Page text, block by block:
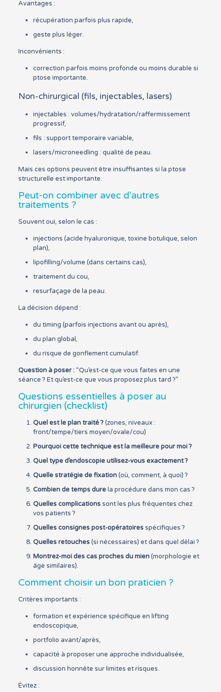
Avantages :
récupération parfois plus rapide,
geste plus léger.
Inconvénients :
correction parfois moins profonde ou moins durable si
ptose importante.
Non-chirurgical (fils, injectables, lasers)
injectables : volumes/hydratation/raffermissement
progressif,
fils : support temporaire variable,
lasers/microneedling : qualité de peau.
Mais ces options peuvent être insuffisantes si la ptose
structurelle est importante.
Peut-on combiner avec d’autres
traitements ?
Souvent oui, selon le cas :
injections (acide hyaluronique, toxine botulique, selon
plan),
lipofilling/volume (dans certains cas),
traitement du cou,
resurfaçage de la peau.
La décision dépend :
du timing (parfois injections avant ou après),
du plan global,
du risque de gonflement cumulatif.
Question à poser :“Qu’est-ce que vous faites en une
séance ? Et qu’est-ce que vous proposez plus tard ?”
Questions essentielles à poser au
chirurgien (checklist)
Quel est le plan traité ?(zones, niveaux :
front/tempe/tiers moyen/ovale/cou)
Pourquoi cette technique est la meilleure pour moi ?
Quel type d’endoscopie utilisez-vous exactement ?
Quelle stratégie de fixation(où, comment, à quoi) ?
Combien de temps durela procédure dans mon cas ?
Quelles complicationssont les plus fréquentes chez
vos patients ?
Quelles consignes post-opératoiresspécifiques ?
Quelles retouches(si nécessaires) et dans quel délai ?
Montrez-moi des cas proches du mien(morphologie et
âge similaires).
Comment choisir un bon praticien ?
Critères importants :
formation et expérience spécifique en lifting
endoscopique,
portfolio avant/après,
capacité à proposer une approche individualisée,
discussion honnête sur limites et risques.
Évitez :